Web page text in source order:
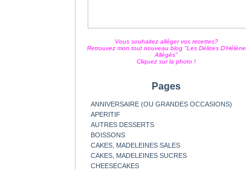
Vous souhaitez alléger vos recettes?
Retrouvez mon tout nouveau blog "Les Délices D'Hélène
Allégés"
Cliquez sur la photo !
Pages
ANNIVERSAIRE (OU GRANDES OCCASIONS)
APERITIF
AUTRES DESSERTS
BOISSONS
CAKES, MADELEINES SALES
CAKES, MADELEINES SUCRES
CHEESECAKES